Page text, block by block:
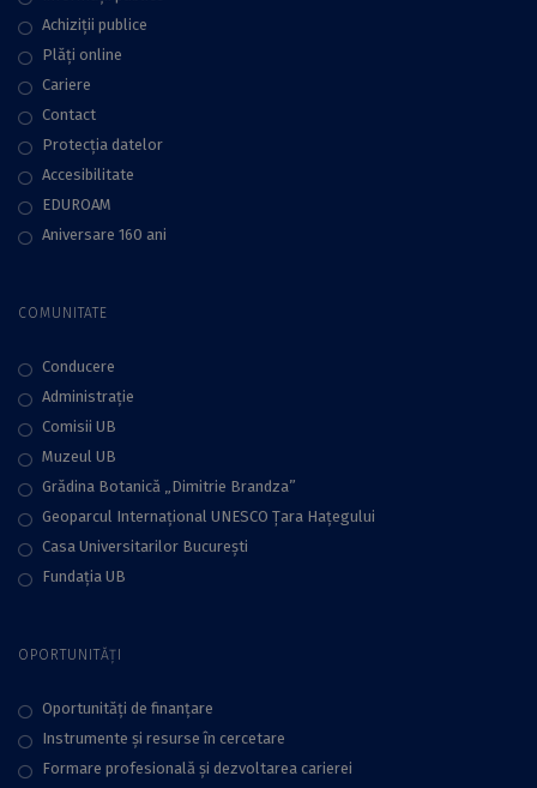
bună revistă în
domeniul Științe
Umaniste
Achiziții publice
Plăţi online
Cariere
Contact
Protecţia datelor
Accesibilitate
EDUROAM
Aniversare 160 ani
COMUNITATE
Conducere
Administraţie
Comisii UB
Muzeul UB
Grădina Botanică „Dimitrie Brandza”
Geoparcul Internațional UNESCO Țara Hațegului
Casa Universitarilor București
Fundaţia UB
OPORTUNITĂȚI
Oportunități de finanțare
Instrumente și resurse în cercetare
Formare profesională și dezvoltarea carierei